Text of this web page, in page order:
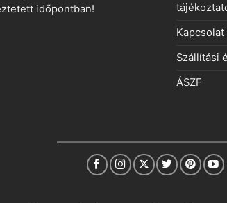
időpontban!
Kapcsolat
Szállítási
ÁSZF